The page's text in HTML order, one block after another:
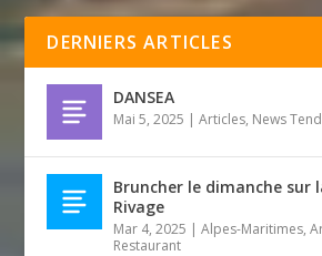
DERNIERS ARTICLES
DANSEA
Mai 5, 2025 |Articles, News
Bruncher le dimanche sur
Rivage
Mar 4, 2025 |Alpes-Maritimes,
Restaurant